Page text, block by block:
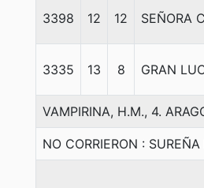
3398 12 12 SEÑORA
3335 13 8 GRAN
VAMPIRINA, H.M., 4.
NO CORRIERON :